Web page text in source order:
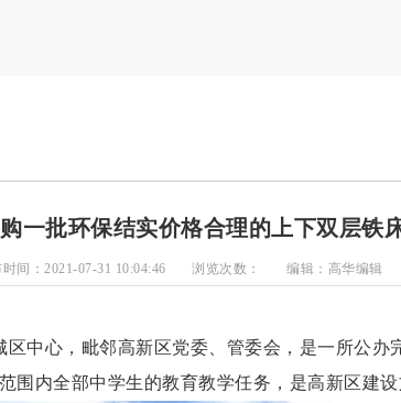
一批环保结实价格合理的上下双层铁
间：2021-07-31 10:04:46 浏览次数： 编辑：高华编辑
中心，毗邻高新区党委、管委会，是一所公办
围内全部中学生的教育教学任务，是高新区建设